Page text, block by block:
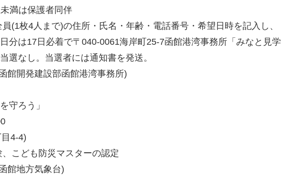
満は保護者同伴
(1枚4人まで)の住所・氏名・年齢・電話番号・希望日時を記入し、
分は17日必着で〒040-0061海岸町25-7函館港湾事務所「みなと見学
選なし。当選者には通知書を発送。
館開発建設部函館港湾事務所)
守ろう」
4-4)
こども防災マスターの認定
館地方気象台)